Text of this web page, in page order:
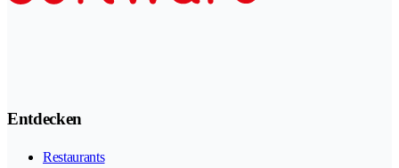
Entdecken
Restaurants